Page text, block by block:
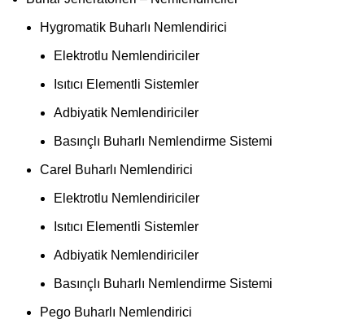
Hygromatik Buharlı Nemlendirici
Elektrotlu Nemlendiriciler
Isıtıcı Elementli Sistemler
Adbiyatik Nemlendiriciler
Basınçlı Buharlı Nemlendirme Sistemi
Carel Buharlı Nemlendirici
Elektrotlu Nemlendiriciler
Isıtıcı Elementli Sistemler
Adbiyatik Nemlendiriciler
Basınçlı Buharlı Nemlendirme Sistemi
Pego Buharlı Nemlendirici